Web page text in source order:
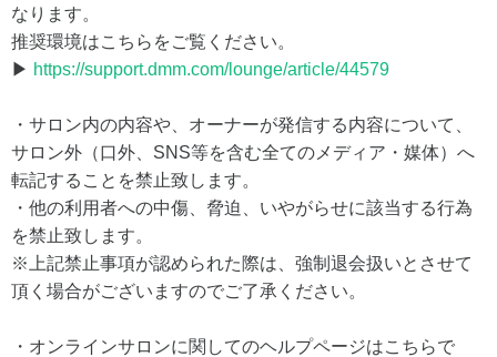
なります。
推奨環境はこちらをご覧ください。
▶ https://support.dmm.com/lounge/article/44579
・サロン内の内容や、オーナーが発信する内容について、
サロン外（口外、SNS等を含む全てのメディア・媒体）へ
転記することを禁止致します。
・他の利用者への中傷、脅迫、いやがらせに該当する行為
を禁止致します。
※上記禁止事項が認められた際は、強制退会扱いとさせて
頂く場合がございますのでご了承ください。
・オンラインサロンに関してのヘルプページはこちらで